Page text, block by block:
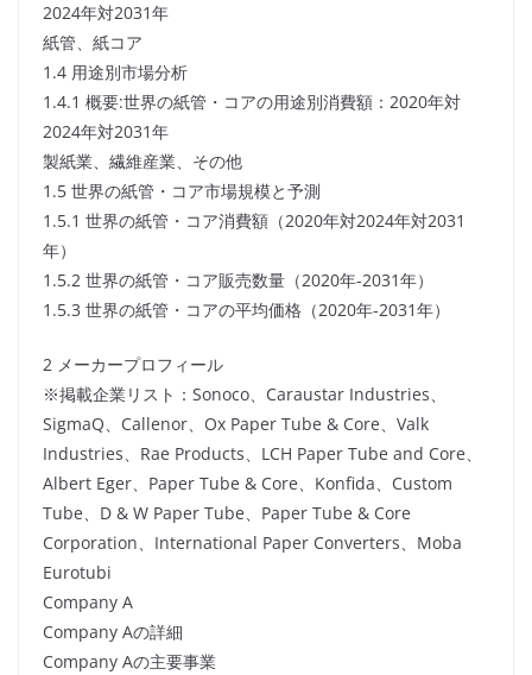
2024年対2031年
紙管、紙コア
1.4 用途別市場分析
1.4.1 概要:世界の紙管・コアの用途別消費額：2020年対
2024年対2031年
製紙業、繊維産業、その他
1.5 世界の紙管・コア市場規模と予測
1.5.1 世界の紙管・コア消費額（2020年対2024年対2031
年）
1.5.2 世界の紙管・コア販売数量（2020年-2031年）
1.5.3 世界の紙管・コアの平均価格（2020年-2031年）
2 メーカープロフィール
※掲載企業リスト：Sonoco、Caraustar Industries、
SigmaQ、Callenor、Ox Paper Tube & Core、Valk
Industries、Rae Products、LCH Paper Tube and Core、
Albert Eger、Paper Tube & Core、Konfida、Custom
Tube、D & W Paper Tube、Paper Tube & Core
Corporation、International Paper Converters、Moba
Eurotubi
Company A
Company Aの詳細
Company Aの主要事業